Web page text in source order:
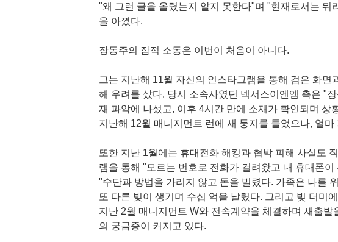
"왜 그런 글을 올렸는지 알지 못한다"며 "현재로서는 뭐
을 아꼈다.
장동주의 잠적 소동은 이번이 처음이 아니다.
그는 지난해 11월 자신의 인스타그램을 통해 검은 화면
해 우려를 샀다. 당시 소속사였던 넥서스이엔엠 측은 "
재 파악에 나섰고, 이후 4시간 만에 소재가 확인되며 상
지난해 12월 매니지먼트 런에 새 둥지를 틀었으나, 얼
또한 지난 1월에는 휴대전화 해킹과 협박 피해 사실도
램을 통해 "모르는 번호로 전화가 걸려왔고 내 휴대폰
"수단과 방법을 가리지 않고 돈을 빌렸다. 가족은 나를
또 다른 빚이 생기며 수십 억을 날렸다. 그리고 빚 더미
지난 2월 매니지먼트 W와 전속계약을 체결하며 새출
의 궁금증이 커지고 있다.